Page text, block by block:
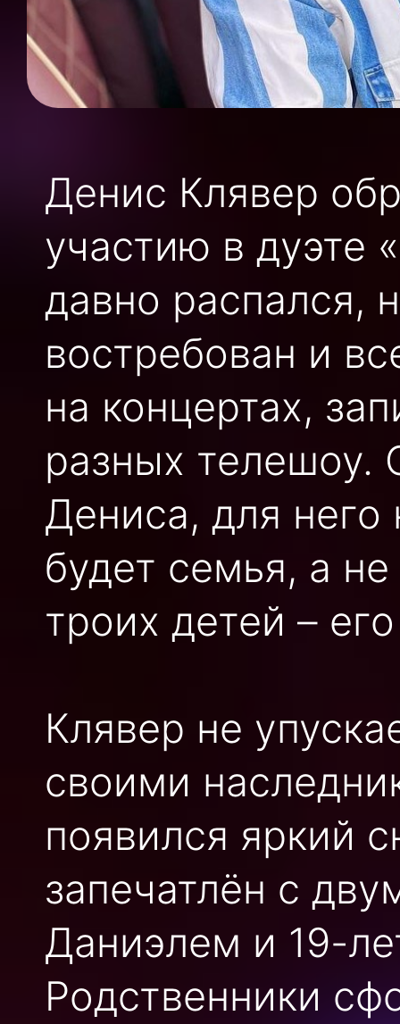
Денис Клявер
участию в дуэте
давно распался,
востребован и
на концертах,
разных телешоу.
Дениса, для него
будет семья, а
троих детей –
Клявер не
своими
появился яркий
запечатлён с
Даниэлем и 19-
Родственники